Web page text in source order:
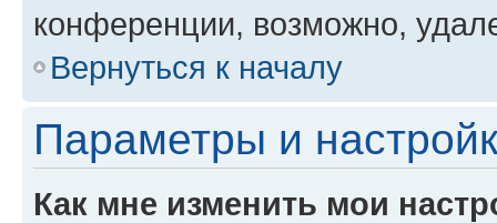
конференции, возможно,
Вернуться к началу
Параметры и
Как мне изменить мои